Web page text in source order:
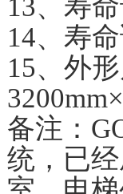
13、寿
14、寿
15、外
备注：
统，已